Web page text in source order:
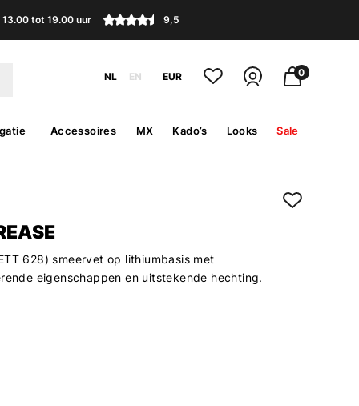
tot 19.00 uur 9,5
NL EN EUR 0
Accessoires MX Kado’s Looks Sale
628) smeervet op lithiumbasis met
eigenschappen en uitstekende hechting.